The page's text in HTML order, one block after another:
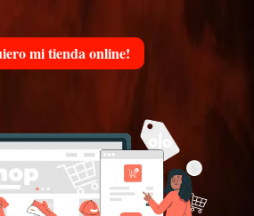
mi tienda online!